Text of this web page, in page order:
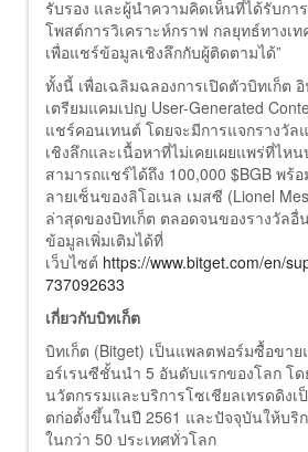
รับรอง และผู้นำความคิดเห็นที่ได้รับกา
โพสต์การวิเคราะห์กราฟ กลยุทธ์ทางเ
เพื่อแชร์ข้อมูลเชิงลึกกับผู้ติดตามได้”
ทั้งนี้ เพื่อเฉลิมฉลองการเปิดตัวบิทเก็ต
เตรียมแคมเปญ User-Generated
แชร์คอนเทนต์ โดยจะมีการแจกรางวั
เชิงลึกและเนื้อหาที่ไม่เคยเผยแพร่ที่ไ
สามารถแชร์ได้ถึง 100,000 $BGB พร้
ลายเซ็นของลิโอเนล เมสซี (Lionel
ล่าสุดของบิทเก็ต ตลอดจนของรางวัลอื่
ข้อมูลเพิ่มเติมได้ที่
เว็บไซต์ https://www.bitget.com/en/
737092633
เกี่ยวกับบิทเก็ต
บิทเก็ต (Bitget) เป็นแพลตฟอร์มซื้อขา
อร์เรนซีชั้นนำ 5 อันดับแรกของโลก โ
นวัตกรรมและบริการโซเชียลเทรดดิงเ
ตก่อตั้งขึ้นในปี 2561 และปัจจุบันให้บริ
ในกว่า 50 ประเทศทั่วโลก